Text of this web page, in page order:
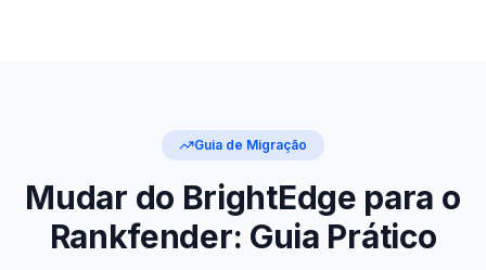
Guia de Migração
Mudar do BrightEdge para o
Rankfender: Guia Prático